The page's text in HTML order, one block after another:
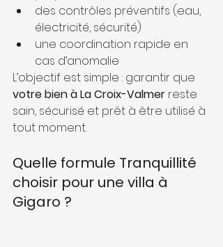
des contrôles préventifs (eau,
électricité, sécurité)
une coordination rapide en
cas d’anomalie
L’objectif est simple : garantir que
votre bien à La Croix-Valmer reste
sain, sécurisé et prêt à être utilisé à
tout moment.
Quelle formule Tranquillité
choisir pour une villa à
Gigaro ?